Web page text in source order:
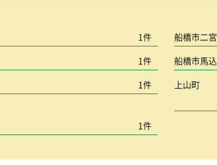
1件 船橋市二宮
1件 船橋市馬
1件 上山町
1件